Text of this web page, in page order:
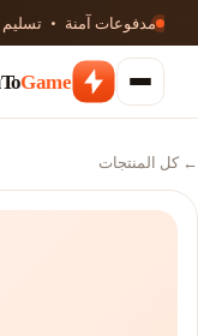
مدفوعات آمنة · تسليم
Game
← كل المنتجات